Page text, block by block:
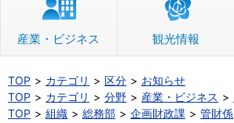
産業・ビジネス 観光情報
TOP カテゴリ 区分
お知らせ
TOP
カテゴリ 分野 産業・ビジネス
TOP
組織 総務部 企画財政課 管財係